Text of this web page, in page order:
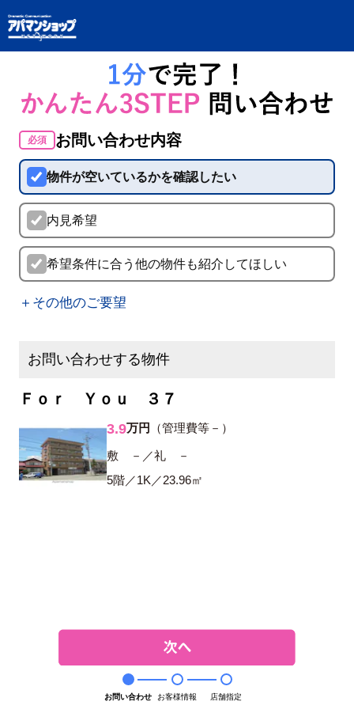
必須 お問い合わせ内容
物件が空いているかを確認したい
内見希望
希望条件に合う他の物件も紹介してほしい
＋その他のご要望
お問い合わせする物件
Ｆｏｒ Ｙｏｕ ３７
3.9万円 （管理費等－）
敷 －／礼 －
5階／1K／23.96㎡
お問い合わせ お客様情報 店舗指定